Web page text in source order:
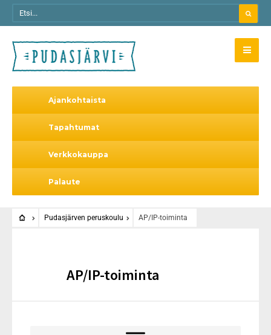
Ajankohtaista
Tapahtumat
Verkkokauppa
Palaute
Pudasjärven peruskoulu AP/IP-toiminta
AP/IP-toiminta